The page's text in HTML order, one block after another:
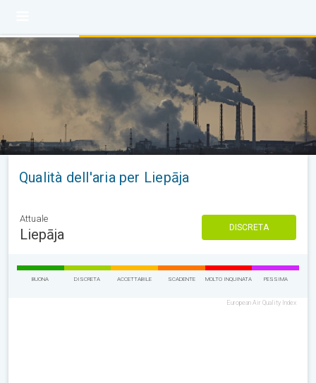
Qualità dell'aria per Liepāja
Attuale
Liepāja DISCRETA
BUONA DISCRETA ACCETTABILE SCADENTE MOLTO INQUINATA PESSIMA
European Air Quality Index